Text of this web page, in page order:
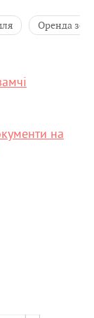
Оренда
на